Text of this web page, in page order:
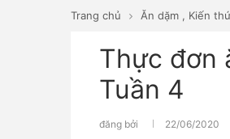
Trang chủ Ăn dặm , Kiến
Thực đơn
Tuần 4
đăng bởi 22/06/2020